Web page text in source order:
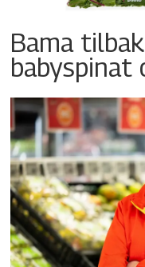
Bama
babyspinat